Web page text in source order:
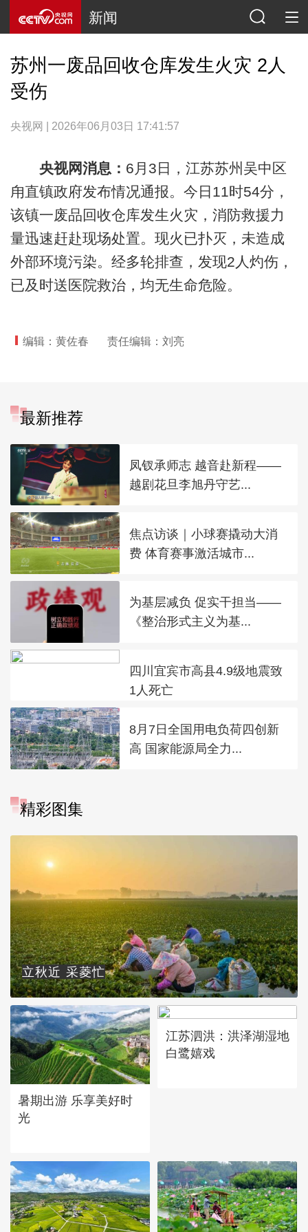
新闻
苏州一废品回收仓库发生火灾 2人
受伤
央视网 | 2026年06月03日 17:41:57
央视网消息： 6月3日，江苏苏州吴中区
甪直镇政府发布情况通报。今日11时54分，
该镇一废品回收仓库发生火灾，消防救援力
量迅速赶赴现场处置。现火已扑灭，未造成
外部环境污染。经多轮排查，发现2人灼伤，
已及时送医院救治，均无生命危险。
编辑：黄佐春 责任编辑：刘亮
最新推荐
凤钗承师志 越音赴新程——
越剧花旦李旭丹守艺...
焦点访谈｜小球赛撬动大消
费 体育赛事激活城市...
为基层减负 促实干担当——
《整治形式主义为基...
四川宜宾市高县4.9级地震致
1人死亡
8月7日全国用电负荷四创新
高 国家能源局全力...
精彩图集
立秋近 采菱忙
暑期出游 乐享美好时
光
江苏泗洪：洪泽湖湿地
白鹭嬉戏